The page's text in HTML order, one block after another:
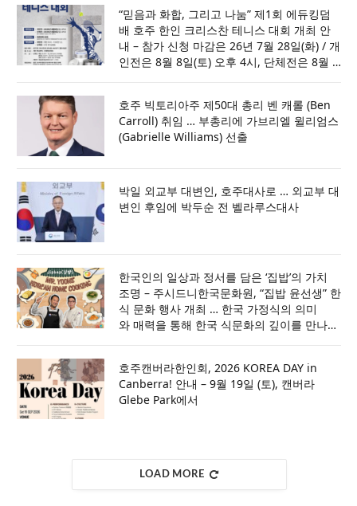
“믿음과 화합, 그리고 나눔” 제1회 에듀킹덤
배 호주 한인 크리스찬 테니스 대회 개최 안
내 – 참가 신청 마감은 26년 7월 28일(화) / 개
인전은 8월 8일(토) 오후 4시, 단체전은 8월 9
호주 빅토리아주 제50대 총리 벤 캐롤 (Ben
Carroll) 취임 … 부총리에 가브리엘 윌리엄스
(Gabrielle Williams) 선출
박일 외교부 대변인, 호주대사로 … 외교부 대
변인 후임에 박두순 전 벨라루스대사
한국인의 일상과 정서를 담은 ‘집밥’의 가치
조명 – 주시드니한국문화원, “집밥 윤선생” 한
식 문화 행사 개최 … 한국 가정식의 의미
와 매력을 통해 한국 식문화의 깊이를 만나
호주캔버라한인회, 2026 KOREA DAY in
Canberra! 안내 – 9월 19일 (토), 캔버라
Glebe Park에서
LOAD MORE